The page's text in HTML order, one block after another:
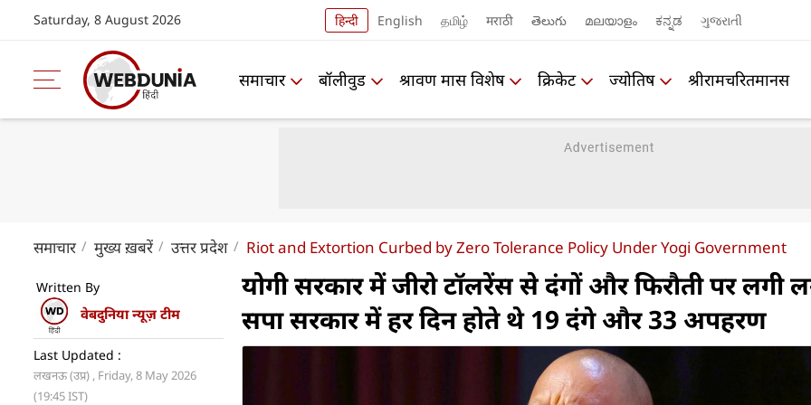
Saturday, 8 August 2026 हिन्दी English தமிழ் मराठी తెలుగు മലയാളം ಕನ್ನಡ ગુજરાતી
समाचार बॉलीवुड श्रावण मास विशेष क्रिकेट ज्योतिष श्रीरामचरितमानस
समाचार मुख्य ख़बरें उत्तर प्रदेश Riot and Extortion Curbed by Zero Tolerance Policy Under Yogi Government
Written By
वेबदुनिया न्यूज़ टीम
Last Updated :
लखनऊ (उप्र) , Friday, 8 May 2026
(19:45 IST)
योगी सरकार में जीरो टॉलरेंस से दंगों और फिरौती पर लगी
सपा सरकार में हर दिन होते थे 19 दंगे और 33 अपहरण